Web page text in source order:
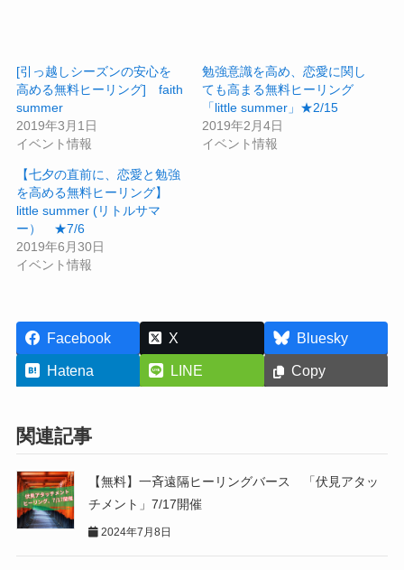
[引っ越しシーズンの安心を
高める無料ヒーリング] faith
summer
2019年3月1日
イベント情報
勉強意識を高め、恋愛に関し
ても高まる無料ヒーリング
「little summer」★2/15
2019年2月4日
イベント情報
【七夕の直前に、恋愛と勉強
を高める無料ヒーリング】
little summer (リトルサマ
ー） ★7/6
2019年6月30日
イベント情報
Facebook X
Bluesky
Hatena
LINE Copy
関連記事
【無料】一斉遠隔ヒーリングバース 「伏見アタッ
チメント」7/17開催
2024年7月8日